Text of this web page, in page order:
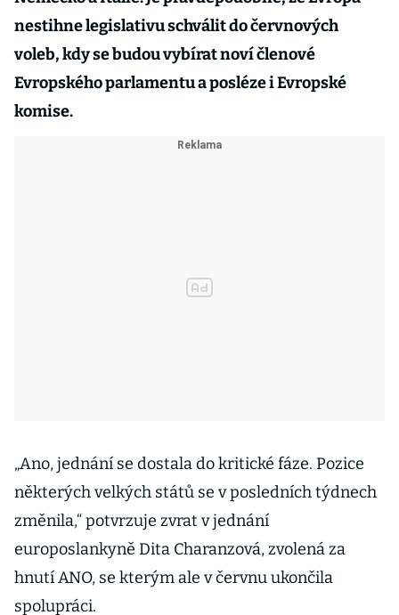
nestihne legislativu schválit do červnových
voleb, kdy se budou vybírat noví členové
Evropského parlamentu a posléze i Evropské
komise.
„Ano, jednání se dostala do kritické fáze. Pozice
některých velkých států se v posledních týdnech
změnila,“ potvrzuje zvrat v jednání
europoslankyně Dita Charanzová, zvolená za
hnutí ANO, se kterým ale v červnu ukončila
spolupráci.